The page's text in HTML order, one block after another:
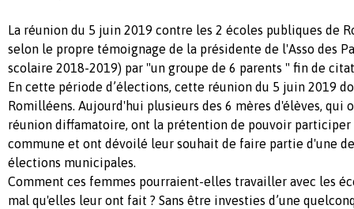
La réunion du 5 juin 2019 contre les 2 écoles publiques de
selon le propre témoignage de la présidente de l'Asso des
scolaire 2018-2019) par "un groupe de 6 parents " fin de
En cette période d’élections, cette réunion du 5 juin 2019
Romilléens. Aujourd'hui plusieurs des 6 mères d'élèves, qui
réunion diffamatoire, ont la prétention de pouvoir
commune et ont dévoilé leur souhait de faire partie d'une
élections municipales.
Comment ces femmes pourraient-elles travailler avec les
mal qu'elles leur ont fait ? Sans être investies d’une